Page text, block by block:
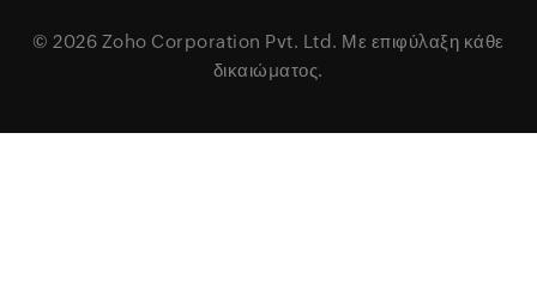
© 2026 Zoho Corporation Pvt. Ltd. Με επιφύλαξη κάθε
δικαιώματος.